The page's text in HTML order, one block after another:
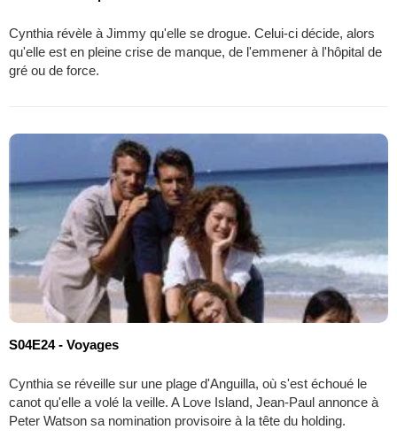
Cynthia révèle à Jimmy qu'elle se drogue. Celui-ci décide, alors
qu'elle est en pleine crise de manque, de l'emmener à l'hôpital de
gré ou de force.
S04E24 - Voyages
Cynthia se réveille sur une plage d'Anguilla, où s'est échoué le
canot qu'elle a volé la veille. A Love Island, Jean-Paul annonce à
Peter Watson sa nomination provisoire à la tête du holding.